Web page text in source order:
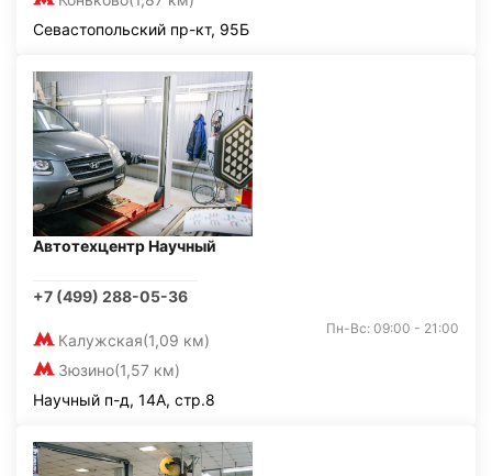
Севастопольский пр-кт, 95Б
Автотехцентр Научный
+7 (499) 288-05-36
Калужская(1,09 км)
Зюзино(1,57 км)
Пн-Вс: 09:00 - 21:00
Научный п-д, 14А, стр.8